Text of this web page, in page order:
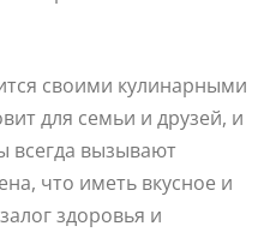
своими кулинарными
для семьи и друзей, и
всегда вызывают
что иметь вкусное и
здоровья и